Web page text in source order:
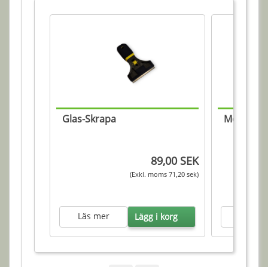
Glas-Skrapa
89,00 SEK
(Exkl. moms 71,20 sek)
Läs mer Lägg i korg